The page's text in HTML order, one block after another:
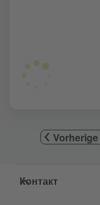
Service- und
Контакт